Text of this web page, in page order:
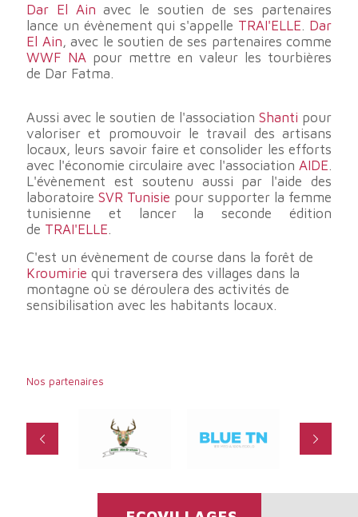
Dar El Ain avec le soutien de ses partenaires
lance un évènement qui s'appelle TRAI'ELLE. Dar
El Ain, avec le soutien de ses partenaires comme
WWF NA pour mettre en valeur les tourbières
de Dar Fatma.
Aussi avec le soutien de l'association Shanti pour
valoriser et promouvoir le travail des artisans
locaux, leurs savoir faire et consolider les efforts
avec l'économie circulaire avec l'association AIDE.
L'évènement est soutenu aussi par l'aide des
laboratoire SVR Tunisie pour supporter la femme
tunisienne et lancer la seconde édition
de TRAI'ELLE.
C'est un évènement de course dans la forêt de
Kroumirie qui traversera des villages dans la
montagne où se déroulera des activités de
sensibilisation avec les habitants locaux.
Nos partenaires